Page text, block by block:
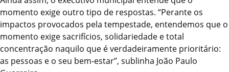
momento exige outro tipo de respostas. “Perante os
impactos provocados pela tempestade, entendemos que o
momento exige sacrifícios, solidariedade e total
concentração naquilo que é verdadeiramente prioritário:
as pessoas e o seu bem-estar”, sublinha João Paulo